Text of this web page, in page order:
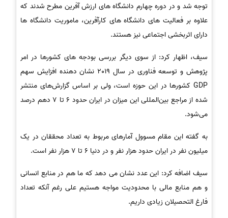
توجه شد و در دوره چهارم دانشگاه های ارزش آفرین مطرح شدند که
علاوه بر فعالیت های دانشگاه های کارآفرین، ماموریت دانشگاه ها
دارای اثربخشی اجتماعی نیز هستند.
سیف، اظهار کرد: از سوی دیگر بررسی بودجه های کشورها در امر
پژوهش و توسعه فناوری در سال 2019 نشان دهنده افزایش سهم
GDP کشورها در این حوزه است، ولی بر اساس گزارش‌های منتشر
شده از مراجع بین‌المللی این میزان در ایران حدود 6 تا 7 دهم درصد
می‌شود.
به گفته این مقام مسوول آمارهای مربوط به تعداد محققان در یک
میلیون نفر در ایران حدود هزار نفر و در دنیا 6 تا 7 هزار نفر است.
سیف اضافه کرد: این عدد نشان می دهد که ما هم در منابع انسانی
و هم منابع مالی با محدودیت مواجه هستیم علی رغم آنکه تعداد
فارغ التحصیلان زیادی داریم.